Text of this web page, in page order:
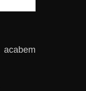
acabem